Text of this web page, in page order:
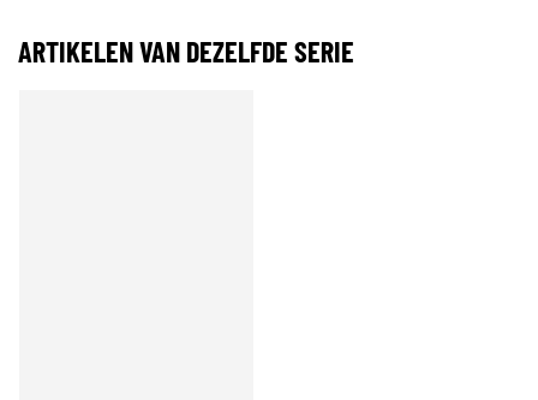
ARTIKELEN VAN DEZELFDE SERIE